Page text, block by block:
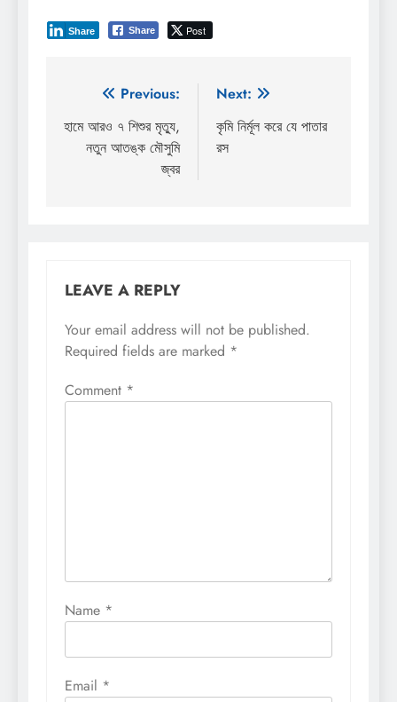
Share Post
Share
Post
navigation
Previous:
হামে আরও ৭ শিশুর মৃত্যু,
নতুন আতঙ্ক মৌসুমি
জ্বর
Next:
কৃমি নির্মূল করে যে পাতার
রস
LEAVE A REPLY
Your email address will not be published.
Required fields are marked *
Comment *
Name *
Email *